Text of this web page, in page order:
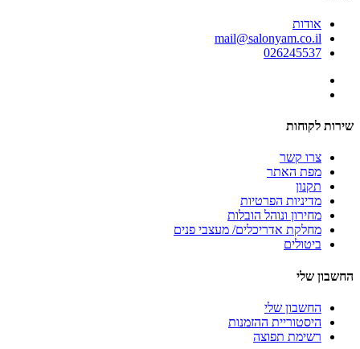
אודות
mail@salonyam.co.il
026245537
שירות לקוחות
צרו קשר
מפת האתר
תקנון
מדיניות הפרטיות
מחירון ונוהל הובלות
מחלקת אדריכלים/ מעצבי פנים
ביטולים
החשבון שלי
החשבון שלי
היסטוריית ההזמנות
רשימת תפוצה